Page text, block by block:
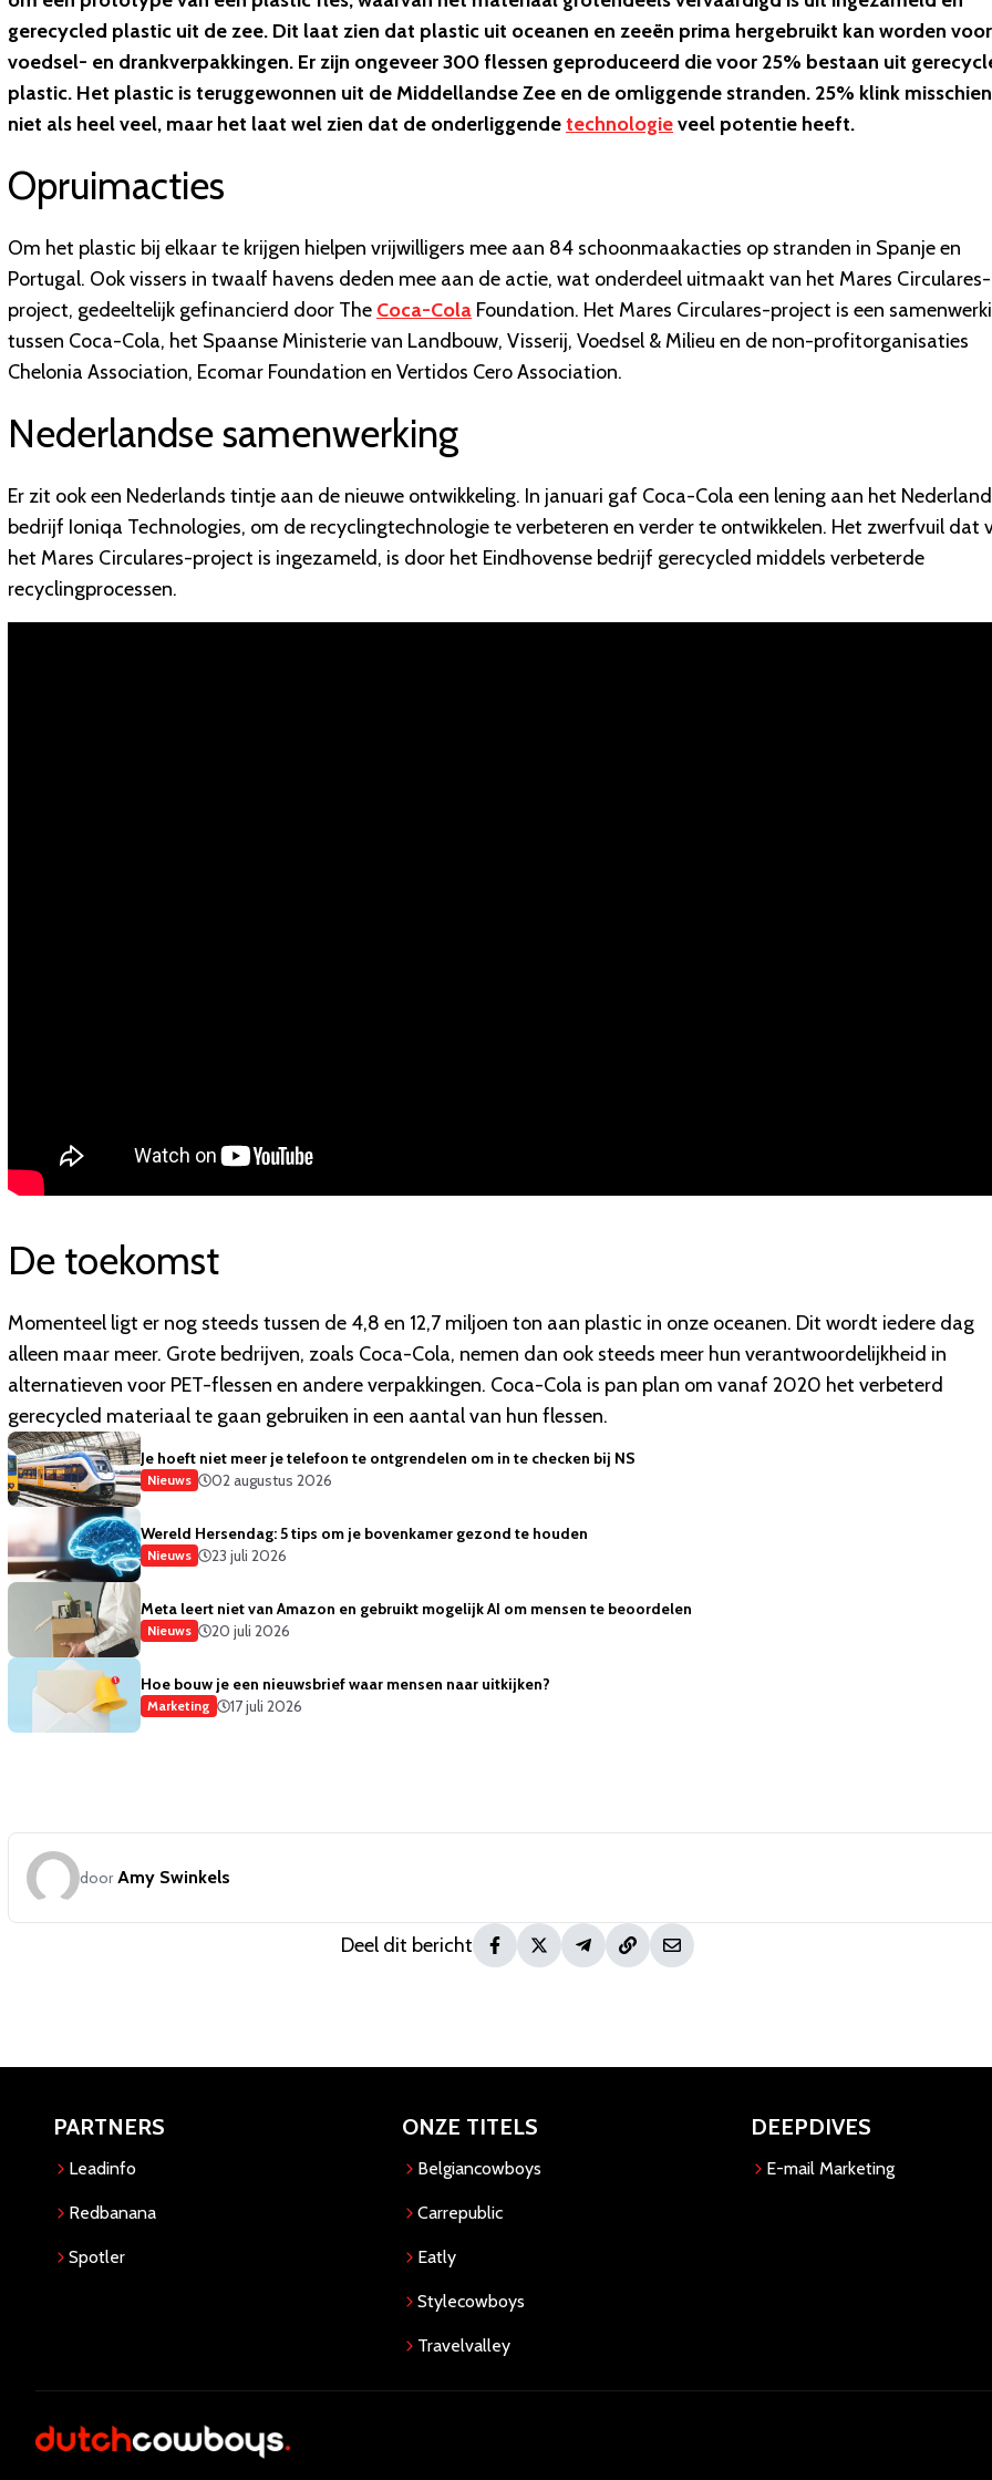
gerecycled plastic uit de zee. Dit laat zien dat plastic uit oceanen en zeeën prima hergebruikt kan worden voor
voedsel- en drankverpakkingen. Er zijn ongeveer 300 flessen geproduceerd die voor 25% bestaan uit
plastic. Het plastic is teruggewonnen uit de Middellandse Zee en de omliggende stranden. 25% klink misschien
niet als heel veel, maar het laat wel zien dat de onderliggendetechnologieveel potentie heeft.
Opruimacties
Om het plastic bij elkaar te krijgen hielpen vrijwilligers mee aan 84 schoonmaakacties op stranden in Spanje en
Portugal. Ook vissers in twaalf havens deden mee aan de actie, wat onderdeel uitmaakt van het Mares Circulares-
project, gedeeltelijk gefinancierd door The Coca-Cola Foundation. Het Mares Circulares-project is een
tussen Coca-Cola, het Spaanse Ministerie van Landbouw, Visserij, Voedsel & Milieu en de non-profitorganisaties
Chelonia Association, Ecomar Foundation en Vertidos Cero Association.
Nederlandse samenwerking
Er zit ook een Nederlands tintje aan de nieuwe ontwikkeling. In januari gaf Coca-Cola een lening aan het
bedrijf Ioniqa Technologies, om de recyclingtechnologie te verbeteren en verder te ontwikkelen. Het zwerfvuil dat
het Mares Circulares-project is ingezameld, is door het Eindhovense bedrijf gerecycled middels verbeterde
recyclingprocessen.
De toekomst
Momenteel ligt er nog steeds tussen de 4,8 en 12,7 miljoen ton aan plastic in onze oceanen. Dit wordt iedere dag
alleen maar meer. Grote bedrijven, zoals Coca-Cola, nemen dan ook steeds meer hun verantwoordelijkheid in
alternatieven voor PET-flessen en andere verpakkingen. Coca-Cola is pan plan om vanaf 2020 het verbeterd
gerecycled materiaal te gaan gebruiken in een aantal van hun flessen.
Je hoeft niet meer je telefoon te ontgrendelen om in te checken bij NS
Nieuws 02 augustus 2026
Wereld Hersendag: 5 tips om je bovenkamer gezond te houden
Nieuws 23 juli 2026
Meta leert niet van Amazon en gebruikt mogelijk AI om mensen te beoordelen
Nieuws 20 juli 2026
Hoe bouw je een nieuwsbrief waar mensen naar uitkijken?
Marketing 17 juli 2026
door Amy Swinkels
Deel dit bericht
PARTNERS
Leadinfo
Redbanana
Spotler
ONZE TITELS
Belgiancowboys
Carrepublic
Eatly
Stylecowboys
Travelvalley
DEEPDIVES
E-mail Marketing